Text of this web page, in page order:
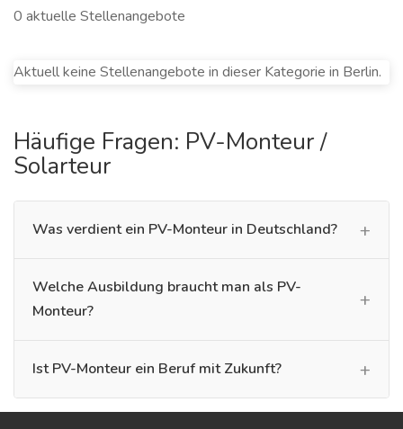
0 aktuelle Stellenangebote
Aktuell keine Stellenangebote in dieser Kategorie in Berlin.
Häufige Fragen: PV-Monteur /
Solarteur
Was verdient ein PV-Monteur in Deutschland?
Welche Ausbildung braucht man als PV-
Monteur?
Ist PV-Monteur ein Beruf mit Zukunft?